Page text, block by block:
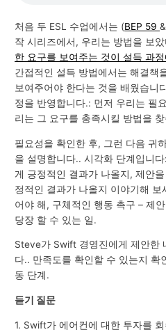
처음 두 ESL 수업에서는 (BEP 59&
작 시리즈에서, 우리는 방법을 보
한 요구를 보여주는 것이 설득 과
간접적인 설득 방법에서는 해결책
보여주어야 한다는 것을 배웠습니
정을 반영합니다.: 먼저 우리는 필
리는 그 요구를 충족시킬 방법을
필요성을 확인한 후, 그런 다음 귀
을 설명합니다.. 시각화 단계입니
게 긍정적인 결과가 나올지, 제안
정적인 결과가 나올지 이야기해
어야 해, 구체적인 행동 촉구 – 제
당장 할 수 있는 일.
Steve가 Swift 경영진에게 제안한
다.. 만족도를 확인할 수 있는지 확
동 단계.
듣기 질문
1. Swift가 에어컨에 대한 투자를